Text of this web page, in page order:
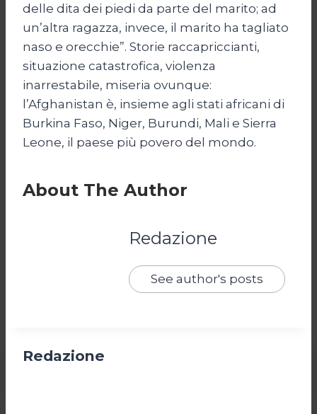
delle dita dei piedi da parte del marito; ad
un’altra ragazza, invece, il marito ha tagliato
naso e orecchie”. Storie raccapriccianti,
situazione catastrofica, violenza
inarrestabile, miseria ovunque:
l’Afghanistan è, insieme agli stati africani di
Burkina Faso, Niger, Burundi, Mali e Sierra
Leone, il paese più povero del mondo.
About The Author
Redazione
See author's posts
Redazione